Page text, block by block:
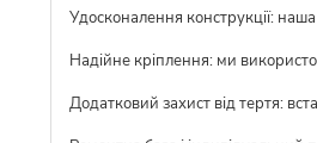
Удосконалення конструкції:
Надійне кріплення: ми
Додатковий захист від тертя: